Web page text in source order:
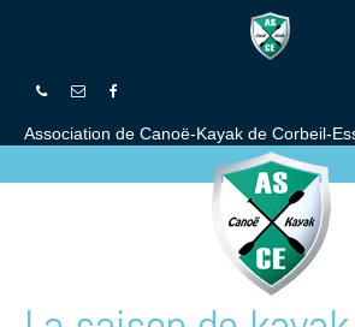
Association de Canoë-Kayak de Corbeil-